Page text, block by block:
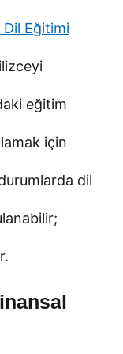
Dil Eğitimi
eğitim
için
durumlarda dil